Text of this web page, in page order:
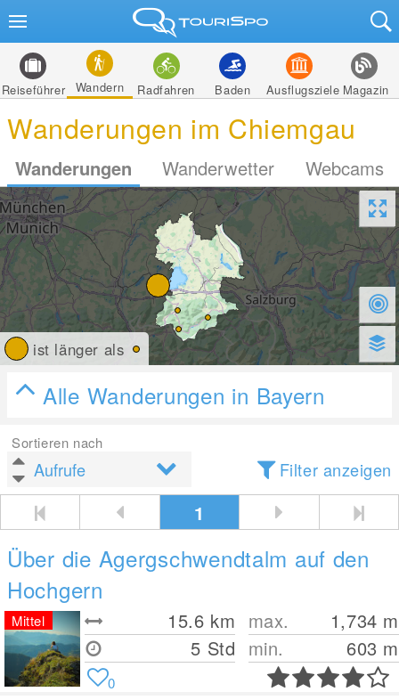
Reiseführer Wandern Radfahren Baden Ausflugsziele Magazin
Wanderungen im Chiemgau
Wanderungen Wanderwetter Webcams
ist länger als
Alle Wanderungen in Bayern
Sortieren nach
Filter anzeigen
1
Über die Agergschwendtalm auf den
Hochgern
15.6 km
5 Std
max. 1,734 m
min.
603 m
Mittel
0